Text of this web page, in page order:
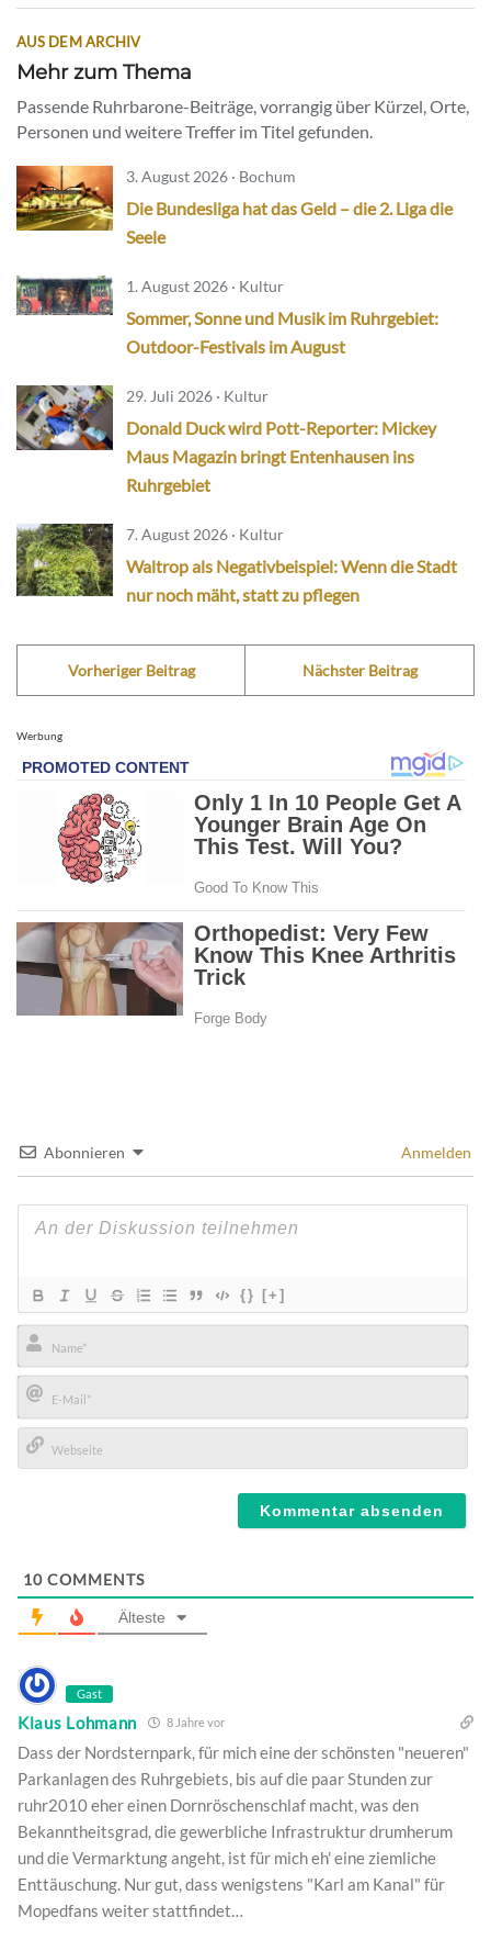
AUS DEM ARCHIV
Mehr zum Thema
Passende Ruhrbarone-Beiträge, vorrangig über Kürzel, Orte,
Personen und weitere Treffer im Titel gefunden.
3. August 2026 · Bochum
Die Bundesliga hat das Geld – die 2. Liga die
Seele
1. August 2026 · Kultur
Sommer, Sonne und Musik im Ruhrgebiet:
Outdoor-Festivals im August
29. Juli 2026 · Kultur
Donald Duck wird Pott-Reporter: Mickey
Maus Magazin bringt Entenhausen ins
Ruhrgebiet
7. August 2026 · Kultur
Waltrop als Negativbeispiel: Wenn die Stadt
nur noch mäht, statt zu pflegen
Vorheriger Beitrag Nächster Beitrag
Werbung
Abonnieren Anmelden
{} [+]
Name*
E-
Mail*
10 COMMENTS
Älteste
Gast
Klaus Lohmann 8 Jahre vor
Dass der Nordsternpark, für mich eine der schönsten "neueren"
Parkanlagen des Ruhrgebiets, bis auf die paar Stunden zur
ruhr2010 eher einen Dornröschenschlaf macht, was den
Bekanntheitsgrad, die gewerbliche Infrastruktur drumherum
und die Vermarktung angeht, ist für mich eh' eine ziemliche
Enttäuschung. Nur gut, dass wenigstens "Karl am Kanal" für
Mopedfans weiter stattfindet…